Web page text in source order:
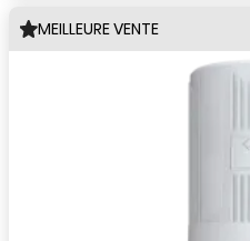
MEILLEURE VENTE